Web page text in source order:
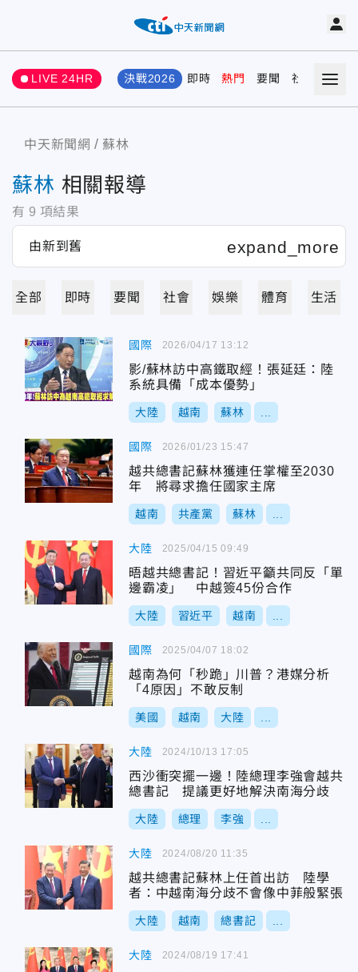
LIVE 24HR 決戰2026 即時 熱門 要聞 社會 娛樂
中天新聞網 蘇林
蘇林 相關報導
有 9 項結果
全部 即時 要聞 社會 娛樂 體育 生活
國際
影/蘇林訪中高鐵取經！張延廷：陸
系統具備「成本優勢」
大陸 越南 蘇林
2026/04/17 13:12
國際
越共總書記蘇林獲連任掌權至2030
年 將尋求擔任國家主席
越南 共產黨 蘇林
2026/01/23 15:47
大陸
晤越共總書記！習近平籲共同反「單
邊霸凌」 中越簽45份合作
大陸 習近平 越南
2025/04/15 09:49
國際
越南為何「秒跪」川普？港媒分析
「4原因」不敢反制
美國 越南 大陸
2025/04/07 18:02
大陸
西沙衝突擺一邊！陸總理李強會越共
總書記 提議更好地解決南海分歧
大陸 總理 李強
2024/10/13 17:05
大陸
越共總書記蘇林上任首出訪 陸學
者：中越南海分歧不會像中菲般緊張
大陸 越南 總書記
2024/08/20 11:35
大陸 2024/08/19 17:41